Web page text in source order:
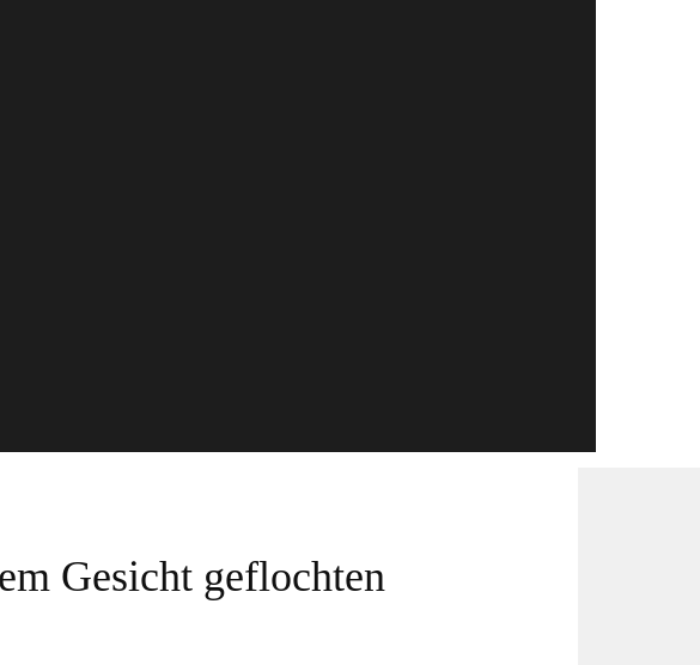
Gesicht geflochten